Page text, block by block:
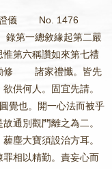
修證儀 No. 1476
第一總敘緣起第二嚴
第六稱讚如來第七禮
勸修 諸家禮懺。皆先
供何人。固宜先請。
也。開一心法而被乎
通別觀門離之為二。
塵大寶須設治方耳。
相以精勤。責妄心而